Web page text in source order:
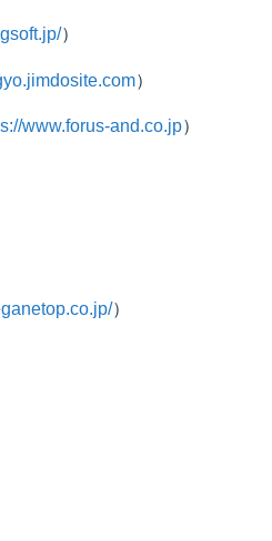
）
）
www.forus-and.co.jp）
）